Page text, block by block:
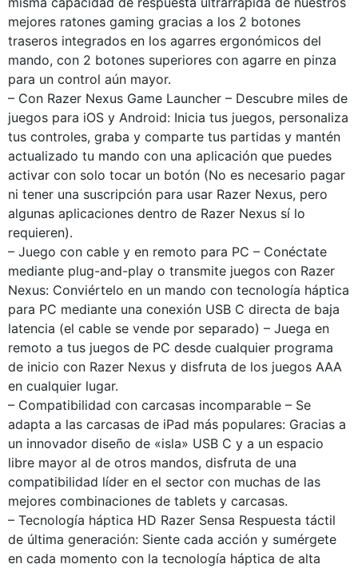
mejores ratones gaming gracias a los 2 botones
traseros integrados en los agarres ergonómicos del
mando, con 2 botones superiores con agarre en pinza
para un control aún mayor.
– Con Razer Nexus Game Launcher – Descubre miles de
juegos para iOS y Android: Inicia tus juegos, personaliza
tus controles, graba y comparte tus partidas y mantén
actualizado tu mando con una aplicación que puedes
activar con solo tocar un botón (No es necesario pagar
ni tener una suscripción para usar Razer Nexus, pero
algunas aplicaciones dentro de Razer Nexus sí lo
requieren).
– Juego con cable y en remoto para PC – Conéctate
mediante plug-and-play o transmite juegos con Razer
Nexus: Conviértelo en un mando con tecnología háptica
para PC mediante una conexión USB C directa de baja
latencia (el cable se vende por separado) – Juega en
remoto a tus juegos de PC desde cualquier programa
de inicio con Razer Nexus y disfruta de los juegos AAA
en cualquier lugar.
– Compatibilidad con carcasas incomparable – Se
adapta a las carcasas de iPad más populares: Gracias a
un innovador diseño de «isla» USB C y a un espacio
libre mayor al de otros mandos, disfruta de una
compatibilidad líder en el sector con muchas de las
mejores combinaciones de tablets y carcasas.
– Tecnología háptica HD Razer Sensa Respuesta táctil
de última generación: Siente cada acción y sumérgete
en cada momento con la tecnología háptica de alta